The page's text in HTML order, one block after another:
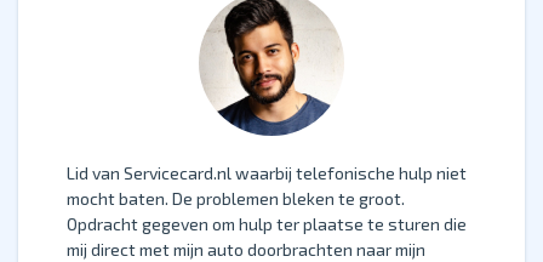
Lid van Servicecard.nl waarbij telefonische hulp niet
mocht baten. De problemen bleken te groot.
Opdracht gegeven om hulp ter plaatse te sturen die
mij direct met mijn auto doorbrachten naar mijn